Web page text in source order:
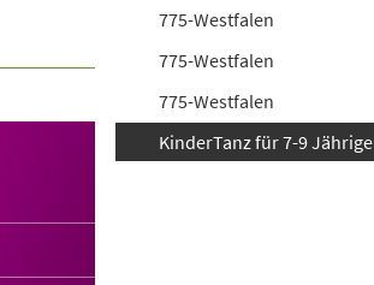
775-Westfalen
775-Westfalen
775-Westfalen
KinderTanz für 7-9 Jährige